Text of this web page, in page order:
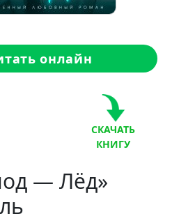
онлайн
СКАЧАТЬ
КНИГУ
— Лёд»